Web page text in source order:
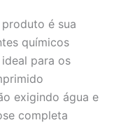
é sua
químicos
para os
exigindo água e
completa